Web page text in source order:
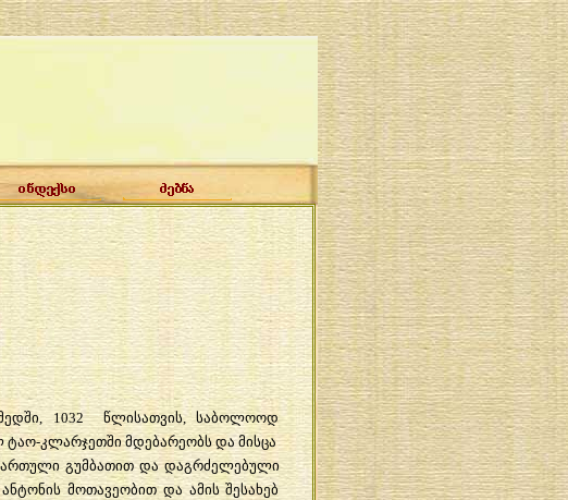
1032 წლისათვის, საბოლოოდ
კლარჯეთში მდებარეობს და მისცა
გუმბათით და დაგრძელებული
მოთავეობით და ამის შესახებ